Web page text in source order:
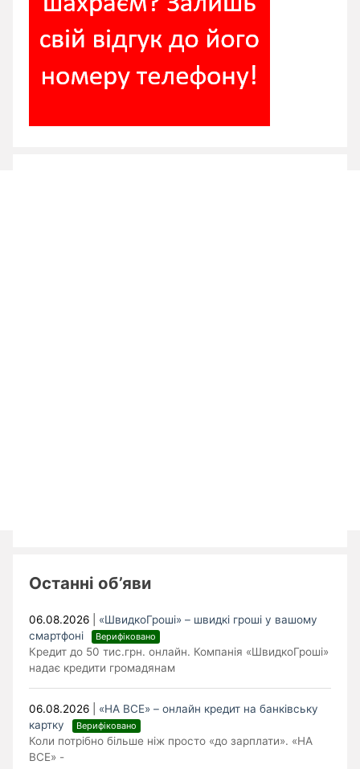
Останні об’яви
06.08.2026
«ШвидкоГроші» – швидкі гроші у вашому
смартфоні
Верифіковано
Кредит до 50 тис.грн. онлайн. Компанія «ШвидкоГроші»
надає кредити громадянам
06.08.2026
«НА ВСЕ» – онлайн кредит на банківську
картку
Верифіковано
Коли потрібно більше ніж просто «до зарплати». «НА
ВСЕ» -